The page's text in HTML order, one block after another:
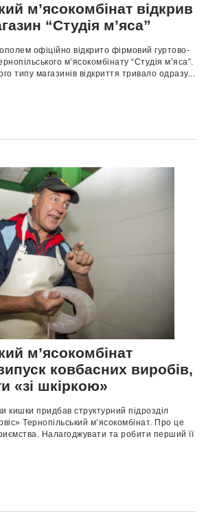
м’ясокомбінат відкрив
“Студія м’яса”
офіційно відкрито фірмовий гуртово-
м’ясокомбінату “Студія м’яса”.
типу магазинів відкриття тривало одразу...
м’ясокомбінат
ковбасних виробів,
«зі шкіркою»
кишки придбав структурний підрозділ
Тернопільський м’ясокомбінат. Про це
Налагоджувати та робити перший її